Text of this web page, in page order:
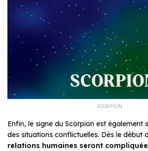
SCORPION .
Enfin, le signe du Scorpion est également
des situations conflictuelles. Dès le début
relations humaines seront